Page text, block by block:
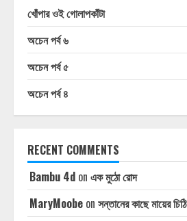
খোঁপার ওই গোলাপকাঁটা
অচেন পর্ব ৬
অচেন পর্ব ৫
অচেন পর্ব ৪
RECENT COMMENTS
Bambu 4d on এক মুঠো রোদ
MaryMoobe on সন্তানের কাছে মায়ের চিঠি